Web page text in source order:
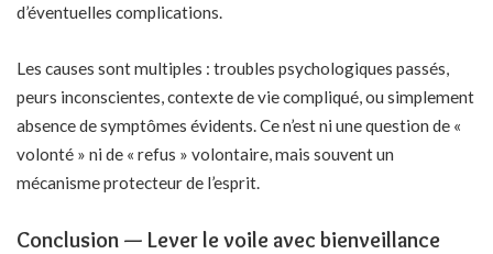
d’éventuelles complications.
Les causes sont multiples : troubles psychologiques passés,
peurs inconscientes, contexte de vie compliqué, ou simplement
absence de symptômes évidents. Ce n’est ni une question de «
volonté » ni de « refus » volontaire, mais souvent un
mécanisme protecteur de l’esprit.
Conclusion — Lever le voile avec bienveillance